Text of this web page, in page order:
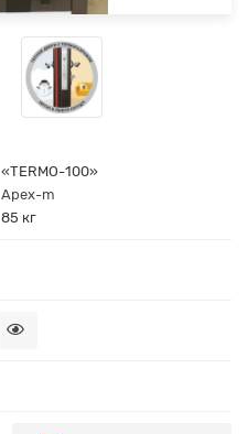
«TERMO-100»
Apex-m
85 кг